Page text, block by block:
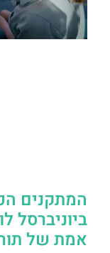
המתקנים
ביוניברסל
אמת של